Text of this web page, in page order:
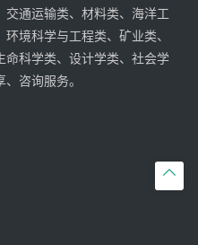

通运输类、材料类、海洋工
境科学与工程类、矿业类、
命科学类、设计学类、社会学
咨询服务。